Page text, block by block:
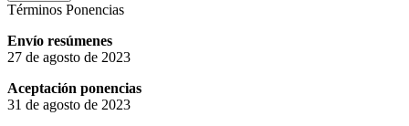
Términos Ponencias
Envío resúmenes
27 de agosto de 2023
Aceptación ponencias
31 de agosto de 2023